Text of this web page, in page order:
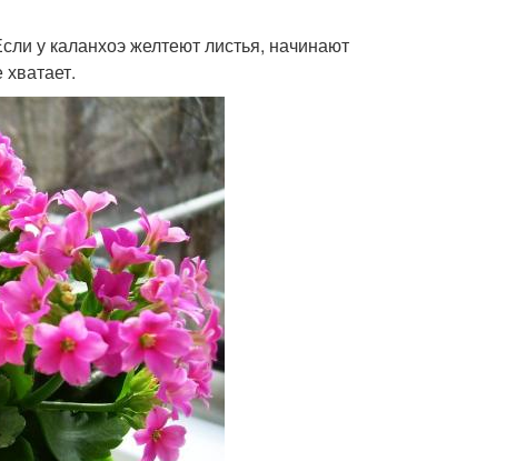
у каланхоэ желтеют листья, начинают